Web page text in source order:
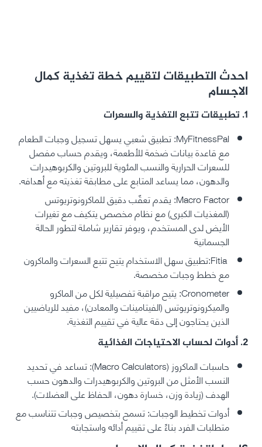
احدث التطبيقات لتقييم خطة تغذية كمال
الاجسام
1. تطبيقات تتبع التغذية والسعرات
MyFitnessPal: تطبيق شعبي يسهل تسجيل وجبات الطعام
مع قاعدة بيانات ضخمة للأطعمة، ويقدم حساب مفصل
للسعرات الحرارية والنسب المئوية للبروتين والكربوهيدرات
والدهون، مما يساعد المتابع على مطابقة تغذيته مع أهدافه.
Macro Factor: يقدم تعقّب دقيق للماكرونوتريوتس
(المغذيات الكبرى) مع نظام مخصص يتكيف مع تغيرات
الأيض لدى المستخدم، ويوفر تقارير شاملة لتطور الحالة
الجسمانية
Fitia:تطبيق سهل الاستخدام يتيح تتبع السعرات والماكرون
مع خطط وجبات مخصصة.
Cronometer: يتيح مراقبة تفصيلية لكل من الماكرو
والميكرونوتريوتس (الفيتامينات والمعادن)، مفيد للرياضيين
الذين يحتاجون إلى دقة عالية في تقييم التغذية.
2. أدوات لحساب الاحتياجات الغذائية
حاسبات الماكروز (Macro Calculators): تساعد في تحديد
النسب الأمثل من البروتين والكربوهيدرات والدهون حسب
الهدف (زيادة وزن، خسارة دهون، الحفاظ على العضلات).
أدوات تخطيط الوجبات: تسمح بتخصيص وجبات تتناسب مع
متطلبات الفرد بناءً على تقييم أدائه واستجابته